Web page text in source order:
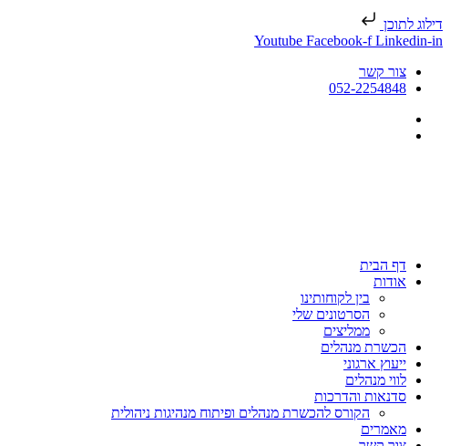
דילוג לתוכן
Youtube Facebook-f Linkedin-in
צור קשר
052-2254848
דף הבית
אודות
בין לקוחותינו
הסרטונים שלי
ממליצים
הכשרת מנהלים
ייעוץ ארגוני
לווי מנהלים
סדנאות והדרכות
הקורס להכשרת מנהלים ופיתוח מנהיגות ניהולית
מאמרים